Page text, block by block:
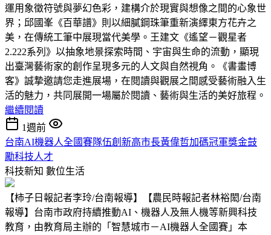
運用象徵符號與夢幻色彩，建構介於現實與想像之間的心象世
界；邱國峯《百華譜》則以細膩鋼珠筆重新演繹東方花卉之
美，在傳統工筆中展現當代美學。王建文《遙望－觀星者
2.222系列》以抽象地景探索時間、宇宙與生命的流動，顯現
出臺灣藝術家的創作呈現多元的人文與自然視角。《書畫博
客》誠摯邀請您走進展場，在閱讀與觀展之間感受藝術融入生
活的魅力，共同展開一場屬於閱讀、藝術與生活的美好旅程。
繼續閱讀
1週前
台南AI機器人全國賽隊伍創新高市長黃偉哲加碼冠軍獎金鼓
勵科技人才
科技新知 數位生活
【柿子日報記者李玲/台南報導】【農民時報記者林裕閎/台南
報導】台南市政府持續推動AI、機器人及無人機等新興科技
教育，由教育局主辦的「智慧城市－AI機器人全國賽」本